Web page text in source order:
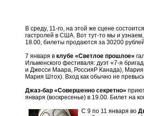
В среду, 11-го, на этой же сцене
гастролей в США. Вот тут-то мы и
18.00, билеты продаются за 30200
7 января в клубе «Светлое прошлое»
Ильменского фестиваля: дуэт «7-я
и Джесси Маара, РоссияP Канада),
Мария Штох). Вход как обычно не
Джаз-бар «Совершенно секретно»
января (воскресенье) в 19.00. Билет на
С 9 по 11 января во